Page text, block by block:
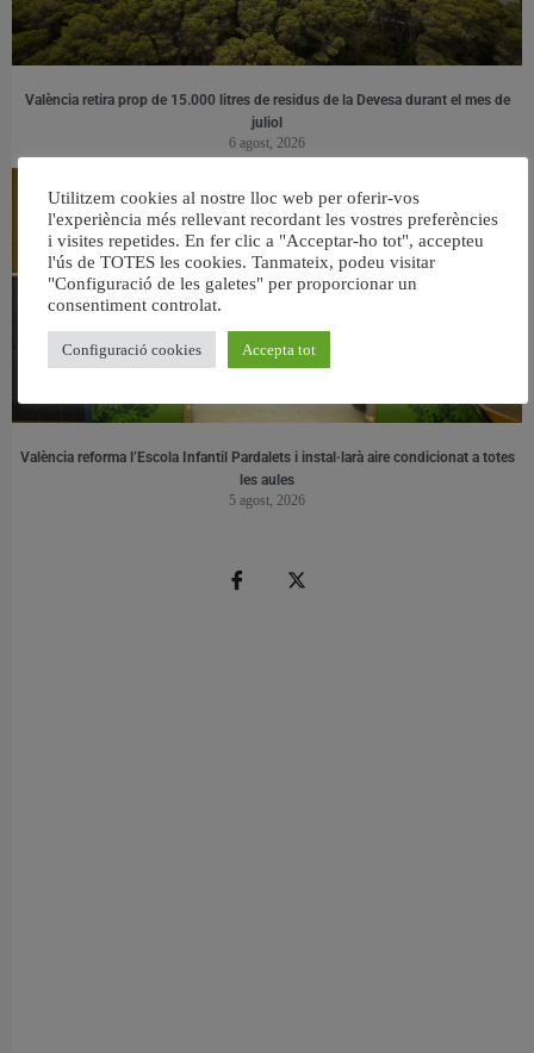
València retira prop de 15.000 litres de residus de la Devesa durant el mes de
juliol
6 agost, 2026
València reforma l’Escola Infantil Pardalets i instal·larà aire condicionat a totes
les aules
5 agost, 2026
Utilitzem cookies al nostre lloc web per oferir-vos
l'experiència més rellevant recordant les vostres preferències
i visites repetides. En fer clic a "Acceptar-ho tot", accepteu
l'ús de TOTES les cookies. Tanmateix, podeu visitar
"Configuració de les galetes" per proporcionar un
consentiment controlat.
Configuració cookies Accepta tot